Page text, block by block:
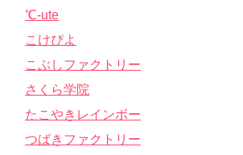
℃-ute
こけぴよ
こぶしファクトリー
さくら学院
たこやきレインボー
つばきファクトリー